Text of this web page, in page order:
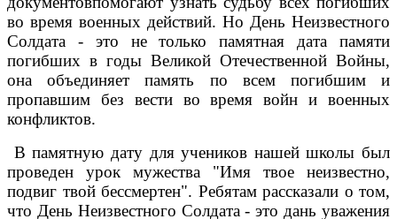
во время военных действий. Но День Неизвестного
Солдата - это не только памятная дата памяти
погибших в годы Великой Отечественной Войны,
она объединяет память по всем погибшим и
пропавшим без вести во время войн и военных
конфликтов.
В памятную дату для учеников нашей школы был
проведен урок мужества "Имя твое неизвестно,
подвиг твой бессмертен". Ребятам рассказали о том,
что День Неизвестного Солдата - это дань уважения